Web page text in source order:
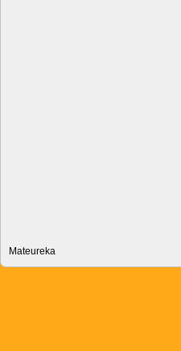
Mateureka